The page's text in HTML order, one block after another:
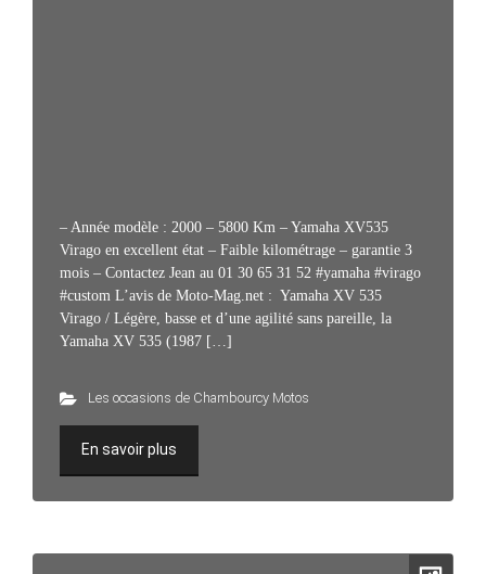
– Année modèle : 2000 – 5800 Km – Yamaha XV535
Virago en excellent état – Faible kilométrage – garantie 3
mois – Contactez Jean au 01 30 65 31 52 #yamaha #virago
#custom L’avis de Moto-Mag.net : Yamaha XV 535
Virago / Légère, basse et d’une agilité sans pareille, la
Yamaha XV 535 (1987 […]
Les occasions de Chambourcy Motos
En savoir plus